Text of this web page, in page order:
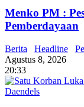
Menko PM :
Pemberdayaan
Berita Headline
Agustus 8, 2026
20:33